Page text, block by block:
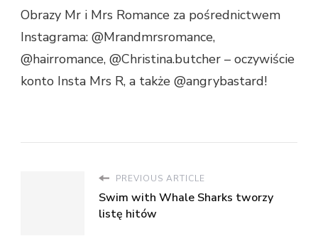
Obrazy Mr i Mrs Romance za pośrednictwem
Instagrama: @Mrandmrsromance,
@hairromance, @Christina.butcher – oczywiście
konto Insta Mrs R, a także @angrybastard!
PREVIOUS ARTICLE
Swim with Whale Sharks tworzy
listę hitów